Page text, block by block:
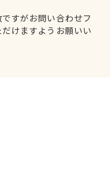
すがお問い合わせフ
けますようお願いい